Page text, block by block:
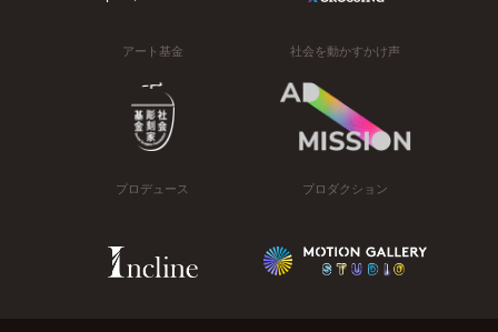
アート基金 社会を動かすかけ声
プロデュース プロダクション